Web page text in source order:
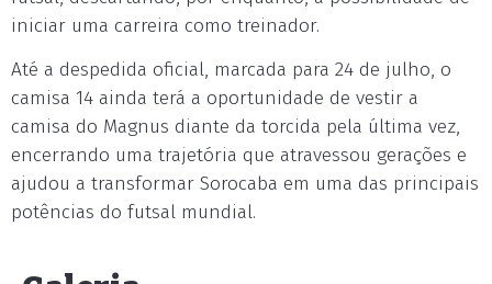
iniciar uma carreira como treinador.
Até a despedida oficial, marcada para 24 de julho, o
camisa 14 ainda terá a oportunidade de vestir a
camisa do Magnus diante da torcida pela última vez,
encerrando uma trajetória que atravessou gerações e
ajudou a transformar Sorocaba em uma das principais
potências do futsal mundial.